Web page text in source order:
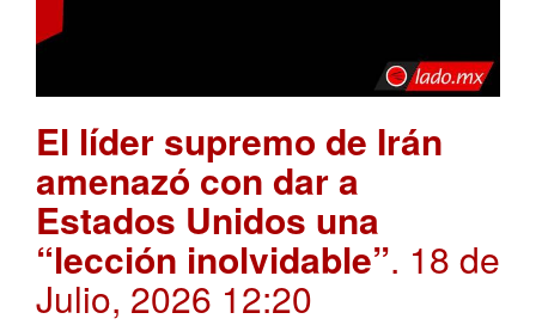
El líder supremo de Irán
amenazó con dar a
Estados Unidos una
“lección inolvidable”. 18 de
Julio, 2026 12:20